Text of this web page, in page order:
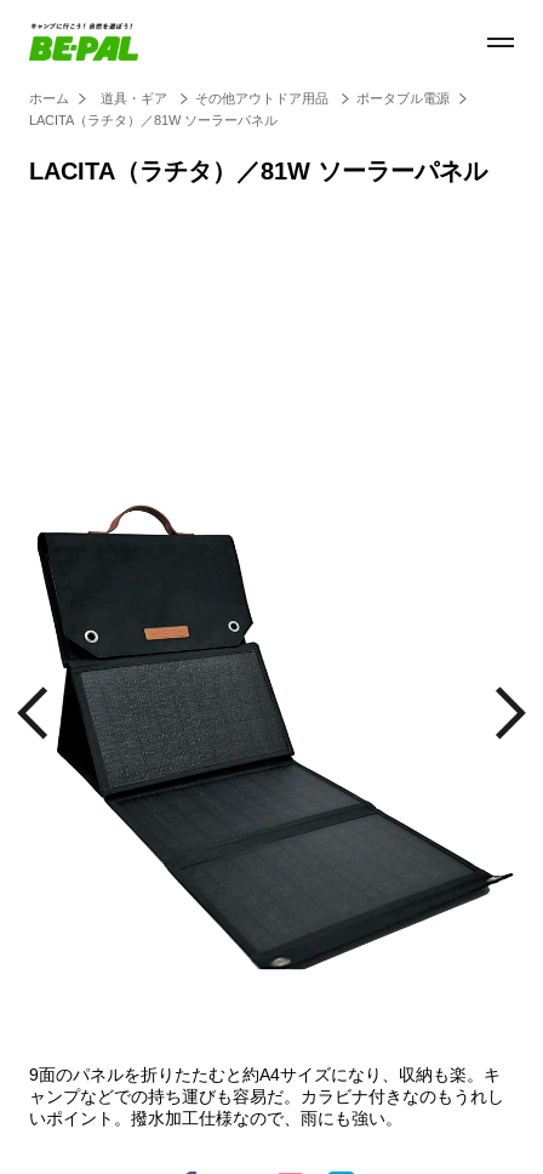
ホーム 道具・ギア その他アウトドア用品
ポータブル電源
LACITA（ラチタ）／81W ソーラーパネル
LACITA（ラチタ）／81W ソーラーパネル
9面のパネルを折りたたむと約A4サイズになり、収納も楽。キ
ャンプなどでの持ち運びも容易だ。カラビナ付きなのもうれし
いポイント。撥水加工仕様なので、雨にも強い。